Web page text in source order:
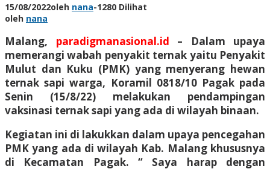
15/08/2022oleh nana-1280 Dilihat
oleh nana
Malang, paradigmanasional.id – Dalam upaya
memerangi wabah penyakit ternak yaitu Penyakit
Mulut dan Kuku (PMK) yang menyerang hewan
ternak sapi warga, Koramil 0818/10 Pagak pada
Senin (15/8/22) melakukan pendampingan
vaksinasi ternak sapi yang ada di wilayah binaan.
Kegiatan ini di lakukkan dalam upaya pencegahan
PMK yang ada di wilayah Kab. Malang khususnya
di Kecamatan Pagak. “ Saya harap dengan